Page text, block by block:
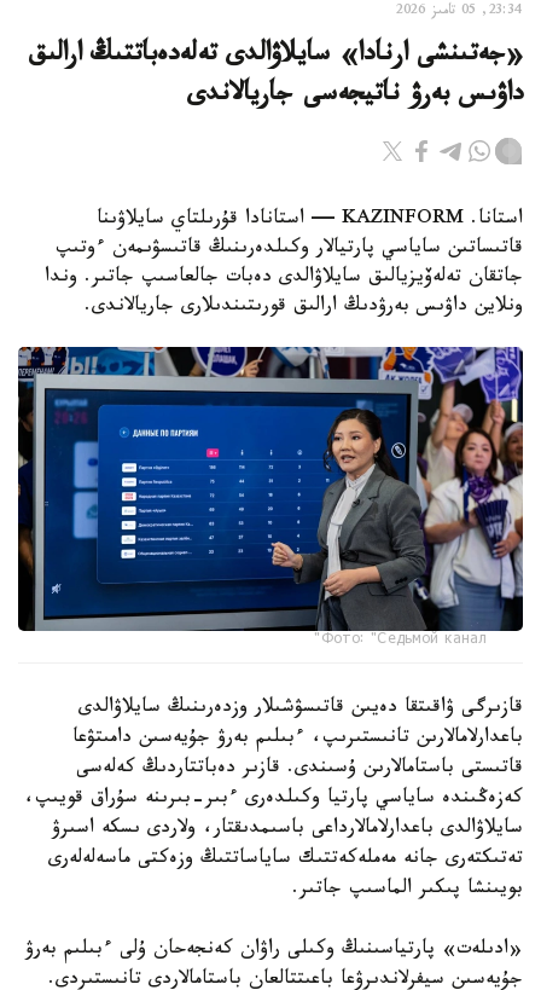
23:34, 05 تامىز 2026
«جەتىنشى ارنادا» سايلاۋالدى تەلەدەباتتىڭ ارالىق
داۋىس بەرۋ ناتيجەسى جاريالاندى
استانا. KAZINFORM — استانادا قۇرىلتاي سايلاۋىنا
قاتىساتىن ساياسي پارتيالار وكىلدەرىنىڭ قاتىسۋىمەن ءوتىپ
جاتقان تەلەۆيزيالىق سايلاۋالدى دەبات جالعاسىپ جاتىر. وندا
ونلاين داۋىس بەرۋدىڭ ارالىق قورىتىندىلارى جاريالاندى.
Фото: "Седьмой канал"
قازىرگى ۋاقىتقا دەيىن قاتىسۋشىلار وزدەرىنىڭ سايلاۋالدى
باعدارلامالارىن تانىستىرىپ، ءبىلىم بەرۋ جۇيەسىن دامىتۋعا
قاتىستى باستامالارىن ۇسىندى. قازىر دەباتتاردىڭ كەلەسى
كەزەڭىندە ساياسي پارتيا وكىلدەرى ءبىر-بىرىنە سۇراق قويىپ،
سايلاۋالدى باعدارلامالارداعى باسىمدىقتار، ولاردى ىسكە اسىرۋ
تەتىكتەرى جانە مەملەكەتتىك ساياساتتىڭ وزەكتى ماسەلەلەرى
بويىنشا پىكىر الماسىپ جاتىر.
«ادىلەت» پارتياسىنىڭ وكىلى راۋان كەنجەحان ۇلى ءبىلىم بەرۋ
جۇيەسىن سيفرلاندىرۋعا باعىتتالعان باستامالاردى تانىستىردى.